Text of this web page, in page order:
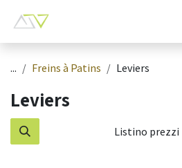
... Freins à Patins Leviers
Leviers
Listino prezzi